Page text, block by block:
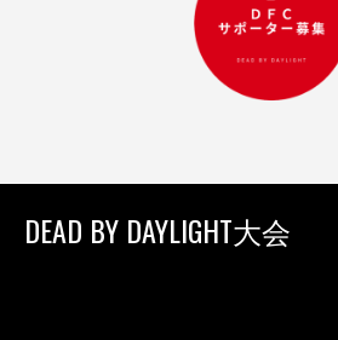
DEAD BY DAYLIGHT大会